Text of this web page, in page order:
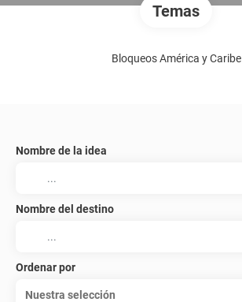
Temas
Bloqueos América y Caribe
Nombre de la idea
Nombre del destino
Ordenar por
Nuestra selección